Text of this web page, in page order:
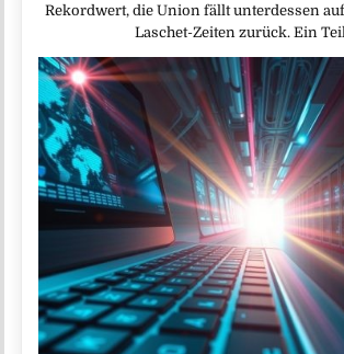
Rekordwert, die Union fällt unterdessen
Laschet-Zeiten zurück. Ein